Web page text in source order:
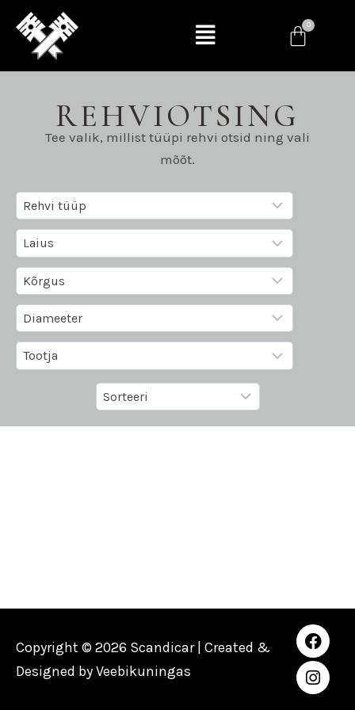
REHVIOTSING
Tee valik, millist tüüpi rehvi otsid ning vali
mõõt.
Copyright © 2026 Scandicar | Created &
Designed byVeebikuningas